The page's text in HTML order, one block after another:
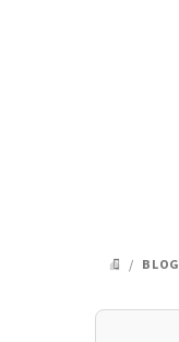
DOMOV
/ BLOG
B